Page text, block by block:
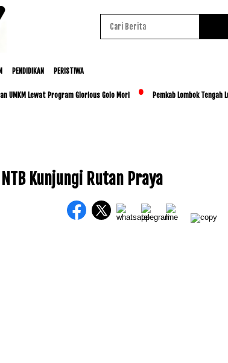
PENDIDIKAN PERISTIWA
Lewat Program Glorious Golo Mori Pemkab Lombok Tengah
Kunjungi Rutan Praya